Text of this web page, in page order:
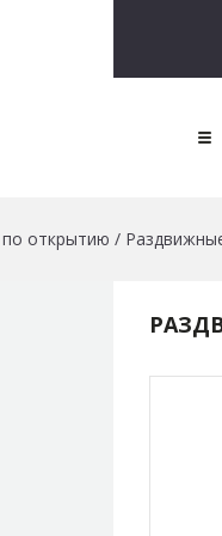
открытию /